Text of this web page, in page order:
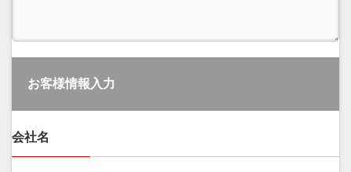
お客様情報入力
会社名